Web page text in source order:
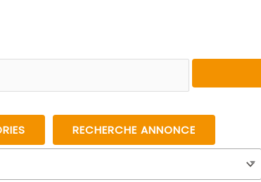
RECHERCHE ANNONCE